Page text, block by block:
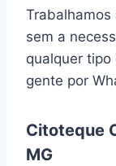
Trabalhamos
sem a
qualquer tipo
gente por
Citoteque
MG